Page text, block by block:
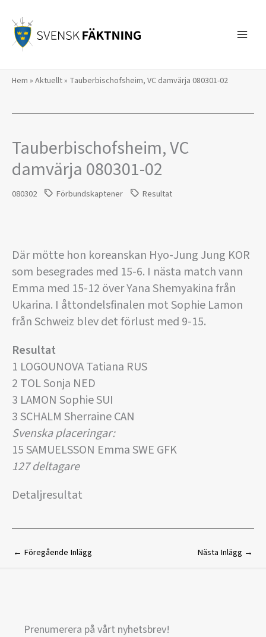
innehåll
Hem » Aktuellt» Tauberbischofsheim, VC damvärja 080301-02
Tauberbischofsheim, VC
damvärja 080301-02
080302 Förbundskaptener Resultat
Där mötte hon koreanskan Hyo-Jung Jung KOR
som besegrades med 15-6. I nästa match vann
Emma med 15-12 över Yana Shemyakina från
Ukarina. I åttondelsfinalen mot Sophie Lamon
från Schweiz blev det förlust med 9-15.
Resultat
1 LOGOUNOVA Tatiana RUS
2 TOL Sonja NED
3 LAMON Sophie SUI
3 SCHALM Sherraine CAN
Svenska placeringar:
15 SAMUELSSON Emma SWE GFK
127 deltagare
Detaljresultat
← Föregående Inlägg Nästa Inlägg →
Prenumerera på vårt nyhetsbrev!